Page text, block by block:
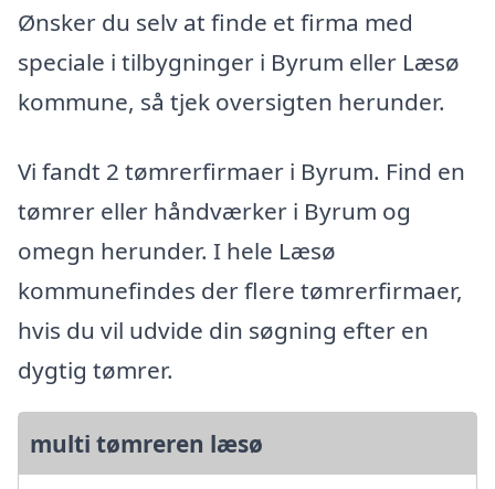
Ønsker du selv at finde et firma med
speciale i tilbygninger i Byrum eller Læsø
kommune, så tjek oversigten herunder.
Vi fandt 2 tømrerfirmaer i Byrum. Find en
tømrer eller håndværker i Byrum og
omegn herunder. I hele Læsø
kommunefindes der flere tømrerfirmaer,
hvis du vil udvide din søgning efter en
dygtig tømrer.
multi tømreren læsø